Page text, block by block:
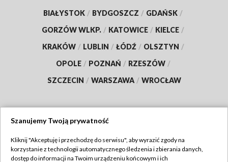
BIAŁYSTOK / BYDGOSZCZ / GDAŃSK /
GORZÓW WLKP. / KATOWICE / KIELCE /
KRAKÓW / LUBLIN / ŁÓDŹ / OLSZTYN /
OPOLE / POZNAŃ / RZESZÓW /
SZCZECIN / WARSZAWA / WROCŁAW
TVP
Szanujemy Twoją prywatność
Kliknij "Akceptuję i przechodzę do serwisu", aby wyrazić zgody na
korzystanie z technologii automatycznego śledzenia i zbierania danych,
dostęp do informacji na Twoim urządzeniu końcowym i ich